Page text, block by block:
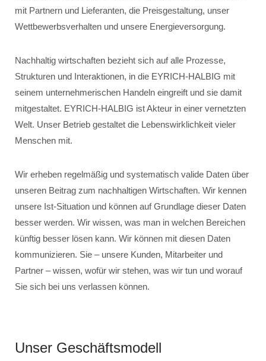
mit Partnern und Lieferanten, die Preisgestaltung, unser
Wettbewerbsverhalten und unsere Energieversorgung.
Nachhaltig wirtschaften bezieht sich auf alle Prozesse,
Strukturen und Interaktionen, in die EYRICH-HALBIG mit
seinem unternehmerischen Handeln eingreift und sie damit
mitgestaltet. EYRICH-HALBIG ist Akteur in einer vernetzten
Welt. Unser Betrieb gestaltet die Lebenswirklichkeit vieler
Menschen mit.
Wir erheben regelmäßig und systematisch valide Daten über
unseren Beitrag zum nachhaltigen Wirtschaften. Wir kennen
unsere Ist-Situation und können auf Grundlage dieser Daten
besser werden. Wir wissen, was man in welchen Bereichen
künftig besser lösen kann. Wir können mit diesen Daten
kommunizieren. Sie – unsere Kunden, Mitarbeiter und
Partner – wissen, wofür wir stehen, was wir tun und worauf
Sie sich bei uns verlassen können.
Unser Geschäftsmodell